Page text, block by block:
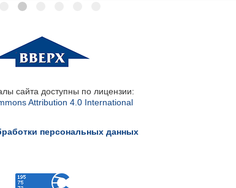
сайта доступны по лицензии:
Attribution 4.0 International
персональных данных